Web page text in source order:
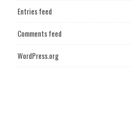
Entries feed
Comments feed
WordPress.org